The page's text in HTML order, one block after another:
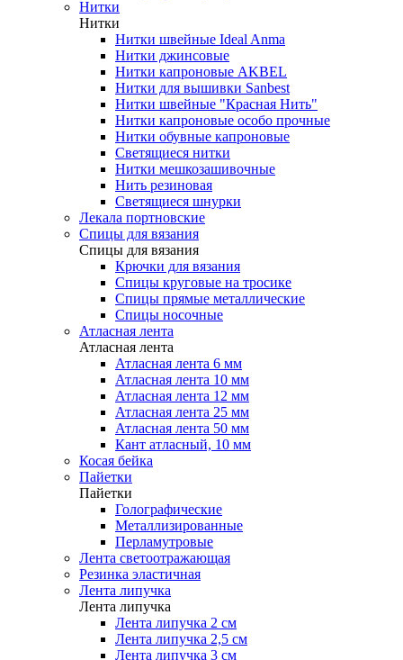
Нитки
Нитки
Нитки швейные Ideal Anma
Нитки джинсовые
Нитки капроновые AKBEL
Нитки для вышивки Sanbest
Нитки швейные "Красная Нить"
Нитки капроновые особо прочные
Нитки обувные капроновые
Светящиеся нитки
Нитки мешкозашивочные
Нить резиновая
Светящиеся шнурки
Лекала портновские
Спицы для вязания
Спицы для вязания
Крючки для вязания
Спицы круговые на тросике
Спицы прямые металлические
Спицы носочные
Атласная лента
Атласная лента
Атласная лента 6 мм
Атласная лента 10 мм
Атласная лента 12 мм
Атласная лента 25 мм
Атласная лента 50 мм
Кант атласный, 10 мм
Косая бейка
Пайетки
Пайетки
Голографические
Металлизированные
Перламутровые
Лента светоотражающая
Резинка эластичная
Лента липучка
Лента липучка
Лента липучка 2 см
Лента липучка 2,5 см
Лента липучка 3 см